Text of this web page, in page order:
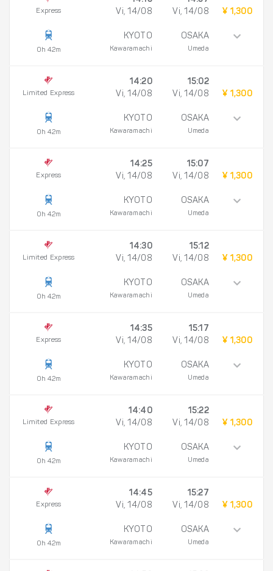
Express
0h 42m
Vi, 14/08
KYOTO
Kawaramachi
Vi, 14/08
OSAKA
Umeda
¥ 1,300
Limited Express
0h 42m
14:20
Vi, 14/08
KYOTO
Kawaramachi
15:02
Vi, 14/08
OSAKA
Umeda
¥ 1,300
Express
0h 42m
14:25
Vi, 14/08
KYOTO
Kawaramachi
15:07
Vi, 14/08
OSAKA
Umeda
¥ 1,300
Limited Express
0h 42m
14:30
Vi, 14/08
KYOTO
Kawaramachi
15:12
Vi, 14/08
OSAKA
Umeda
¥ 1,300
Express
0h 42m
14:35
Vi, 14/08
KYOTO
Kawaramachi
15:17
Vi, 14/08
OSAKA
Umeda
¥ 1,300
Limited Express
0h 42m
14:40
Vi, 14/08
KYOTO
Kawaramachi
15:22
Vi, 14/08
OSAKA
Umeda
¥ 1,300
Express
0h 42m
14:45
Vi, 14/08
KYOTO
Kawaramachi
15:27
Vi, 14/08
OSAKA
Umeda
¥ 1,300